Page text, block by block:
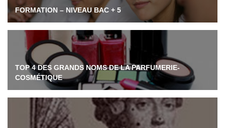
FORMATION – NIVEAU BAC + 5
TOP 4 DES GRANDS NOMS DE LA PARFUMERIE-
COSMÉTIQUE